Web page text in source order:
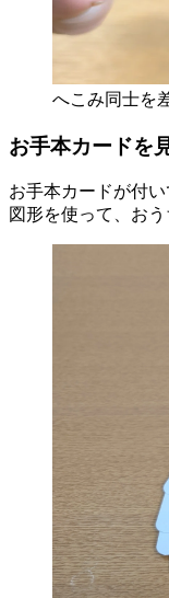
へこみ同士を
お手本カードを
お手本カードが付
図形を使って、お